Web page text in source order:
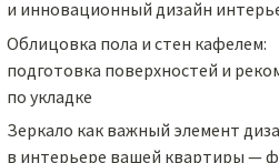
и инновационный дизайн
Облицовка пола и стен кафелем:
подготовка поверхностей и
по укладке
Зеркало как важный элемент
в интерьере вашей квартиры —